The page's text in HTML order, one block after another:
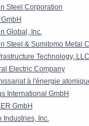
Steel Corporation
Global, Inc.
Steel & Sumitomo Metal
Technology, LLC
Electric Company
à l'énergie
International GmbH
GmbH
Industries, Inc.